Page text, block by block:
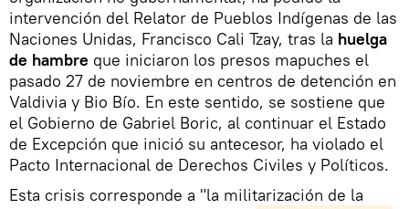
intervención del Relator de Pueblos Indígenas de las
Naciones Unidas, Francisco Cali Tzay, tras la huelga
de hambre que iniciaron los presos mapuches el
pasado 27 de noviembre en centros de detención en
Valdivia y Bio Bío. En este sentido, se sostiene que
el Gobierno de Gabriel Boric, al continuar el Estado
de Excepción que inició su antecesor, ha violado el
Pacto Internacional de Derechos Civiles y Políticos.
Esta crisis corresponde a "la militarización de la